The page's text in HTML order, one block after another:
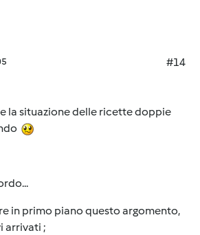
#14
la situazione delle ricette doppie
in primo piano questo argomento,
arrivati ;